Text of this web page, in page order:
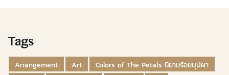
Tags
Arrangement Art
Colors of The Petals นิยามร้อยบุปผา